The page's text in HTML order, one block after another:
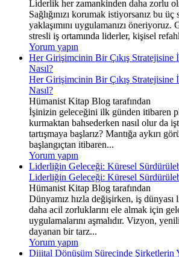
Liderlik her zamankinden daha zorlu
Sağlığınızı korumak istiyorsanız bu
yaklaşımını uygulamanızı
stresli iş ortamında liderler, kişisel
Yorum yapın
Her Girişimcinin Bir Çıkış Stratejisine
Nasıl?
Her Girişimcinin Bir Çıkış Stratejisine
Nasıl?
Hümanist Kitap Blog tarafından
İşinizin geleceğini ilk günden itibaren
kurmaktan bahsederken nasıl olur da
tartışmaya başlarız? Mantığa aykırı
başlangıçtan itibaren...
Yorum yapın
Liderliğin Geleceği: Küresel
Liderliğin Geleceği: Küresel
Hümanist Kitap Blog tarafından
Dünyamız hızla değişirken, iş dünyası
daha acil zorluklarını ele almak için
uygulamalarını aşmalıdır. Vizyon,
dayanan bir tarz...
Yorum yapın
Dijital Dönüşüm Sürecinde Şirketlerin